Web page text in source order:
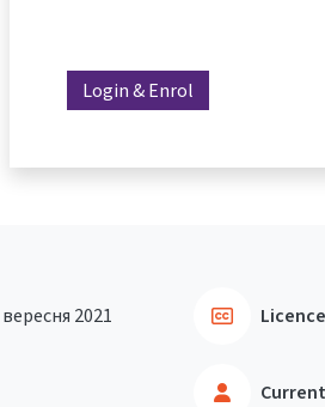
Login & Enrol
вересня 2021